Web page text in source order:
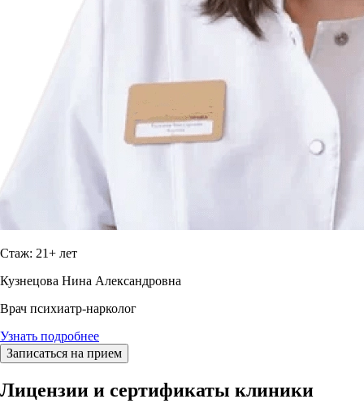
Стаж: 21+ лет
Кузнецова Нина Александровна
Врач психиатр-нарколог
Узнать подробнее
Записаться на прием
Лицензии и сертификаты клиники